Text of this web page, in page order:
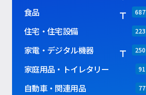
食品 687
住宅・住宅設備 223
家電・デジタル機器 250
家庭用品・トイレタリー 91
自動車・関連用品 77